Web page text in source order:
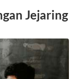
Jejaring